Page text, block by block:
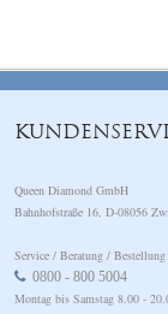
Queen Diamond GmbH
Bahnhofstraße 16, D-08056
Service / Beratung / Bestellung
0800 - 800 5004
Montag bis Samstag 8.00 -